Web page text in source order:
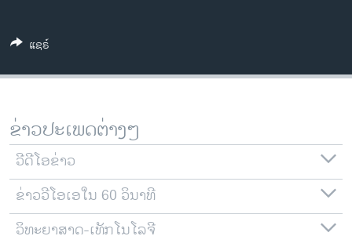
ພາສາອັງກິດ
ລາຍການກະຈາຍສຽງ
ລາຍງານ
ຕິດຕາມພວກເຮົາ ທີ່
ພາສາຕ່າງໆ
ແຊຣ໌
ຂ່າວປະເພດຕ່າງໆ
ວີດີໂອຂ່າວ
ຂ່າວວີໂອເອໃນ 60 ວິນາທີ
ວິທະຍາສາດ-ເທັກໂນໂລຈີ